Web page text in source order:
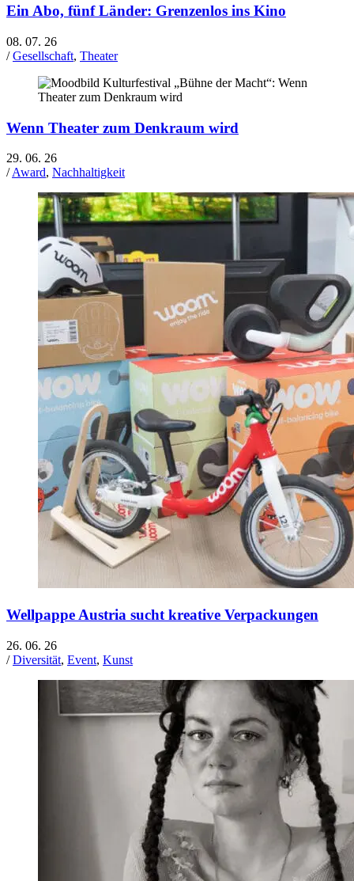
Ein Abo, fünf Länder: Grenzenlos ins Kino
08. 07. 26
/Gesellschaft, Theater
Wenn Theater zum Denkraum wird
29. 06. 26
/Award, Nachhaltigkeit
Wellpappe Austria sucht kreative Verpackungen
26. 06. 26
/Diversität, Event, Kunst